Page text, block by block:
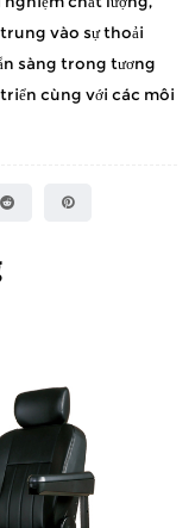
vào sự thoải
sàng trong tương
cùng với các môi